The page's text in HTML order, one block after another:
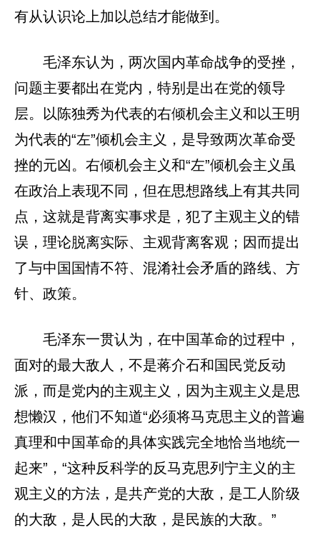
有从认识论上加以总结才能做到。
毛泽东认为，两次国内革命战争的受挫，
问题主要都出在党内，特别是出在党的领导
层。以陈独秀为代表的右倾机会主义和以王明
为代表的“左”倾机会主义，是导致两次革命受
挫的元凶。右倾机会主义和“左”倾机会主义虽
在政治上表现不同，但在思想路线上有其共同
点，这就是背离实事求是，犯了主观主义的错
误，理论脱离实际、主观背离客观；因而提出
了与中国国情不符、混淆社会矛盾的路线、方
针、政策。
毛泽东一贯认为，在中国革命的过程中，
面对的最大敌人，不是蒋介石和国民党反动
派，而是党内的主观主义，因为主观主义是思
想懒汉，他们不知道“必须将马克思主义的普遍
真理和中国革命的具体实践完全地恰当地统一
起来”，“这种反科学的反马克思列宁主义的主
观主义的方法，是共产党的大敌，是工人阶级
的大敌，是人民的大敌，是民族的大敌。”